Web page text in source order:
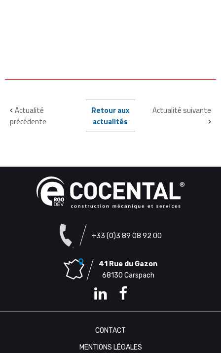
‹ Actualité
précédente
Retour aux
actualités
Actualité suivante
›
+33 (0)3 89 08 92 00
41 Rue du Gazon
68130 Carspach
CONTACT
MENTIONS LÉGALES